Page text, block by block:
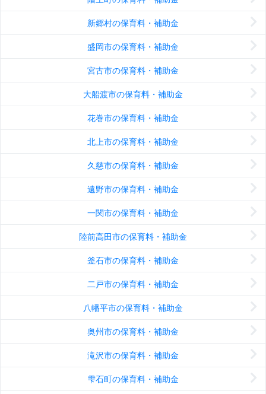
新郷村の保育料・補助金
盛岡市の保育料・補助金
宮古市の保育料・補助金
大船渡市の保育料・補助金
花巻市の保育料・補助金
北上市の保育料・補助金
久慈市の保育料・補助金
遠野市の保育料・補助金
一関市の保育料・補助金
陸前高田市の保育料・補助金
釜石市の保育料・補助金
二戸市の保育料・補助金
八幡平市の保育料・補助金
奥州市の保育料・補助金
滝沢市の保育料・補助金
雫石町の保育料・補助金